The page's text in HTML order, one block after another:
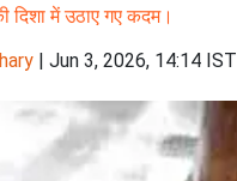
दिशा में उठाए गए कदम।
| Jun 3, 2026, 14:14 IST